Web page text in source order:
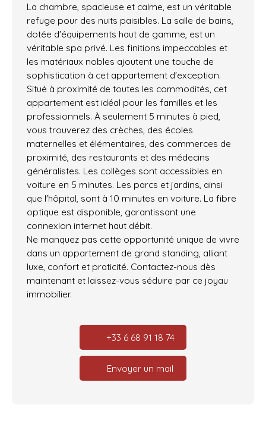
La chambre, spacieuse et calme, est un véritable
refuge pour des nuits paisibles. La salle de bains,
dotée d'équipements haut de gamme, est un
véritable spa privé. Les finitions impeccables et
les matériaux nobles ajoutent une touche de
sophistication à cet appartement d'exception.
Situé à proximité de toutes les commodités, cet
appartement est idéal pour les familles et les
professionnels. À seulement 5 minutes à pied,
vous trouverez des crèches, des écoles
maternelles et élémentaires, des commerces de
proximité, des restaurants et des médecins
généralistes. Les collèges sont accessibles en
voiture en 5 minutes. Les parcs et jardins, ainsi
que l'hôpital, sont à 10 minutes en voiture. La fibre
optique est disponible, garantissant une
connexion internet haut débit.
Ne manquez pas cette opportunité unique de vivre
dans un appartement de grand standing, alliant
luxe, confort et praticité. Contactez-nous dès
maintenant et laissez-vous séduire par ce joyau
immobilier.
+33 6 68 91 18 74
Envoyer un mail